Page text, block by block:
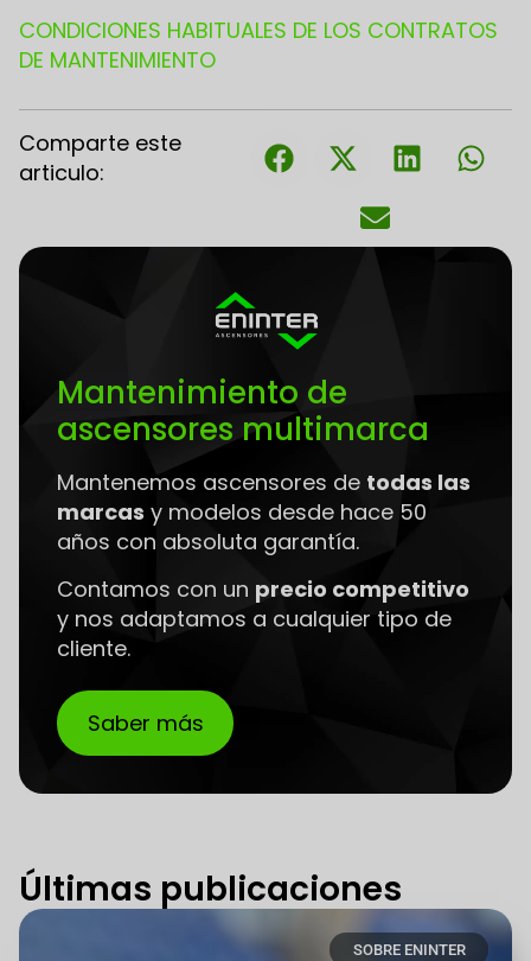
CONDICIONES HABITUALES DE LOS CONTRATOS
DE MANTENIMIENTO
Comparte este
articulo:
Mantenimiento de
ascensores multimarca
Mantenemos ascensores de todas las
marcas y modelos desde hace 50
años con absoluta garantía.
Contamos con un precio competitivo
y nos adaptamos a cualquier tipo de
cliente.
Saber más
Últimas publicaciones
SOBRE ENINTER